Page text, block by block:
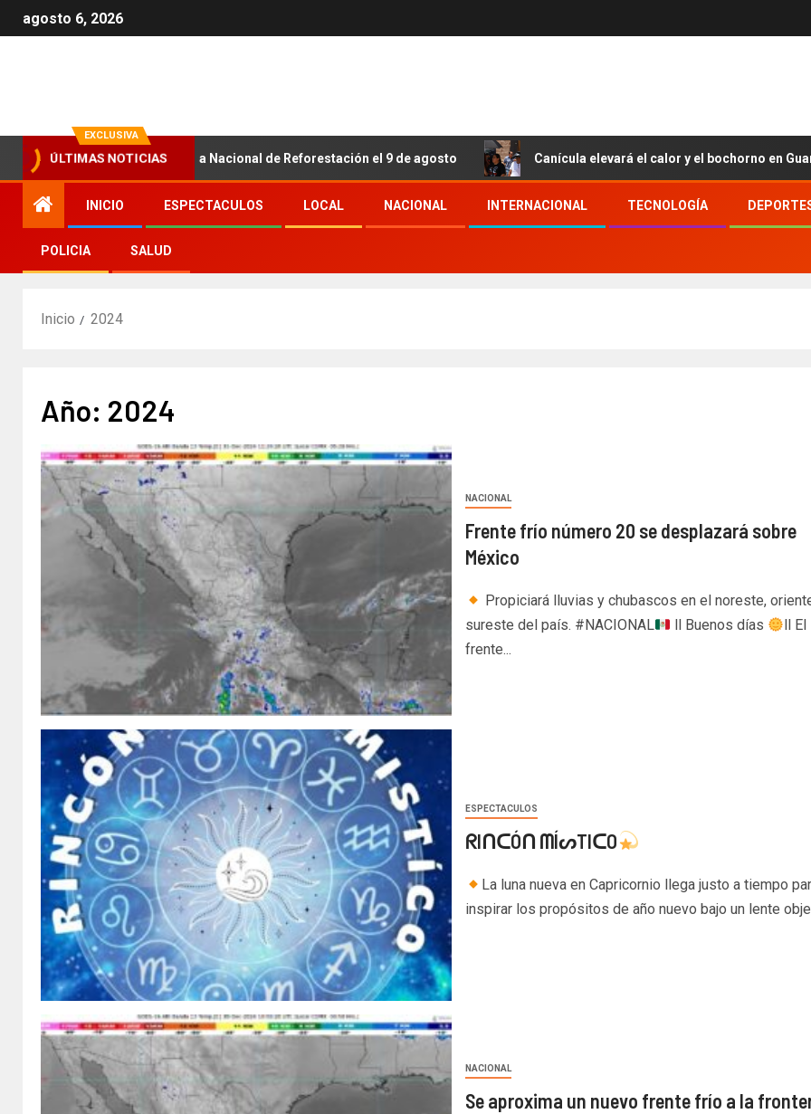
agosto 6, 2026
EXCLUSIVA
ÚLTIMAS NOTICIAS
convoca a Jornada Nacional de Reforestación el 9 de agosto Canícula elevará el calor y el bochorno en Guanajuato
INICIO ESPECTACULOS LOCAL NACIONAL INTERNACIONAL TECNOLOGÍA
POLICIA SALUD
Inicio 2024
Año: 2024
NACIONAL
Frente frío número 20 se desplazará sobre
México
Propiciará lluvias y chubascos en el noreste,
sureste del país. #NACIONAL
ll Buenos días
ll El
frente...
ESPECTACULOS
ᖇIᑎᑕÓᑎ ᗰÍᔕTIᑕO
La luna nueva en Capricornio llega justo a tiempo
inspirar los propósitos de año nuevo bajo un lente
NACIONAL
Se aproxima un nuevo frente frío a la